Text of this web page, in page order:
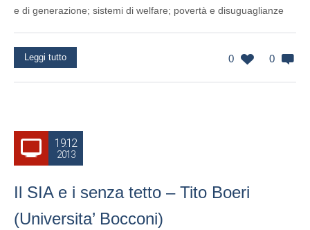
e di generazione; sistemi di welfare; povertà e disuguaglianze
0 0
Leggi tutto
19.12
2013
Il SIA e i senza tetto – Tito Boeri
(Universita’ Bocconi)